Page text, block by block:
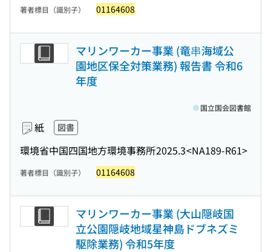
著者標目（識別子） 01164608
マリンワーカー事業 (竜串海域公
園地区保全対策業務) 報告書 令和6
年度
紙 図書
環境省中国四国地方環境事務所2025.3<NA189-R61>
国立国会図書館
著者標目（識別子） 01164608
マリンワーカー事業 (大山隠岐国
立公園隠岐地域星神島ドブネズミ
駆除業務) 令和5年度